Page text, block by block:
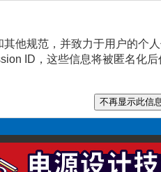
他规范，并致力于用户的个人
ID，这些信息将被匿名化后